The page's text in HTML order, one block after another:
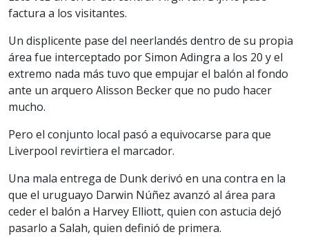
factura a los visitantes.
Un displicente pase del neerlandés dentro de su propia
área fue interceptado por Simon Adingra a los 20 y el
extremo nada más tuvo que empujar el balón al fondo
ante un arquero Alisson Becker que no pudo hacer
mucho.
Pero el conjunto local pasó a equivocarse para que
Liverpool revirtiera el marcador.
Una mala entrega de Dunk derivó en una contra en la
que el uruguayo Darwin Núñez avanzó al área para
ceder el balón a Harvey Elliott, quien con astucia dejó
pasarlo a Salah, quien definió de primera.